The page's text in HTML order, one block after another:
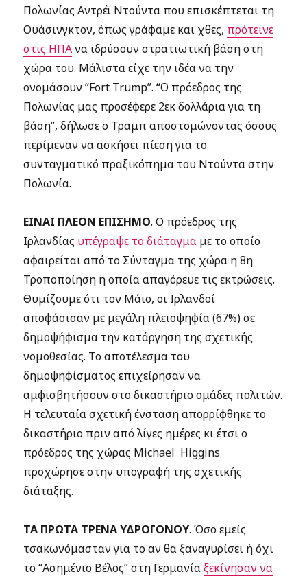
Πολωνίας Αντρέϊ Ντούντα που επισκέπτεται τη
Ουάσινγκτον, όπως γράφαμε και χθες, πρότεινε
στις ΗΠΑνα ιδρύσουν στρατιωτική βάση στη
χώρα του. Μάλιστα είχε την ιδέα να την
ονομάσουν “Fort Trump”. “Ο πρόεδρος της
Πολωνίας μας προσέφερε 2εκ δολλάρια για τη
βάση”, δήλωσε ο Τραμπ αποστομώνοντας όσους
περίμεναν να ασκήσει πίεση για το
συνταγματικό πραξικόπημα του Ντούντα στην
Πολωνία.
ΕΙΝΑΙ ΠΛΕΟΝ ΕΠΙΣΗΜΟ. Ο πρόεδρος της
Ιρλανδίας υπέγραψε το διάταγμα με το οποίο
αφαιρείται από το Σύνταγμα της χώρα η 8η
Τροποποίηση η οποία απαγόρευε τις εκτρώσεις.
Θυμίζουμε ότι τον Μάιο, οι Ιρλανδοί
αποφάσισαν με μεγάλη πλειοψηφία (67%) σε
δημοψήφισμα την κατάργηση της σχετικής
νομοθεσίας. Το αποτέλεσμα του
δημοψηφίσματος επιχείρησαν να
αμφισβητήσουν στο δικαστήριο ομάδες πολιτών.
Η τελευταία σχετική ένσταση απορρίφθηκε το
δικαστήριο πριν από λίγες ημέρες κι έτσι ο
πρόεδρος της χώρας Michael Higgins
προχώρησε στην υπογραφή της σχετικής
διάταξης.
ΤΑ ΠΡΩΤΑ ΤΡΕΝΑ ΥΔΡΟΓΟΝΟΥ. Όσο εμείς
τσακωνόμασταν για το αν θα ξαναγυρίσει ή όχι
το “Ασημένιο Βέλος” στη Γερμανίαξεκίνησαν να